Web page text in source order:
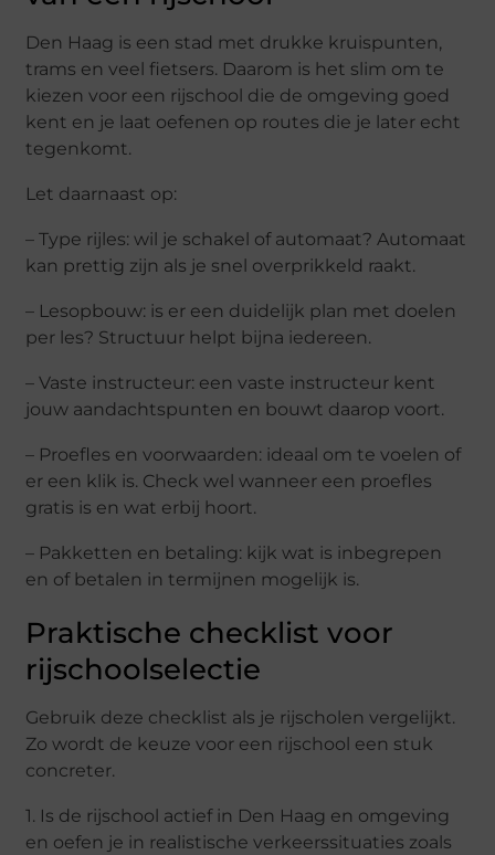
Den Haag is een stad met drukke kruispunten,
trams en veel fietsers. Daarom is het slim om te
kiezen voor een rijschool die de omgeving goed
kent en je laat oefenen op routes die je later echt
tegenkomt.
Let daarnaast op:
– Type rijles: wil je schakel of automaat? Automaat
kan prettig zijn als je snel overprikkeld raakt.
– Lesopbouw: is er een duidelijk plan met doelen
per les? Structuur helpt bijna iedereen.
– Vaste instructeur: een vaste instructeur kent
jouw aandachtspunten en bouwt daarop voort.
– Proefles en voorwaarden: ideaal om te voelen of
er een klik is. Check wel wanneer een proefles
gratis is en wat erbij hoort.
– Pakketten en betaling: kijk wat is inbegrepen
en of betalen in termijnen mogelijk is.
Praktische checklist voor
rijschoolselectie
Gebruik deze checklist als je rijscholen vergelijkt.
Zo wordt de keuze voor een rijschool een stuk
concreter.
1. Is de rijschool actief in Den Haag en omgeving
en oefen je in realistische verkeerssituaties zoals